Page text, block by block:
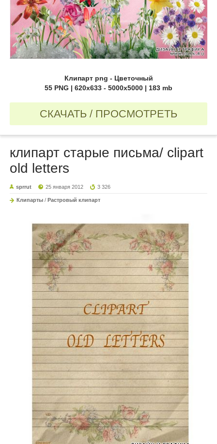
Клипарт png - Цветочный
55 PNG | 620x633 - 5000x5000 | 183 mb
СКАЧАТЬ / ПРОСМОТРЕТЬ
клипарт старые письма/ clipart
old letters
sprrut 25 января 2012 3 326
Клипарты / Растровый клипарт